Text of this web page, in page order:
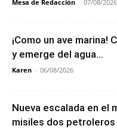
Mesa de Redacción - 07/08/2026
¡Como un ave marina!
y emerge del agua...
Karen - 06/08/2026
Nueva escalada en el
misiles dos petroleros